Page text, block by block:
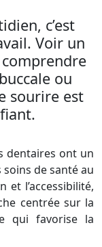
c’est
Voir un
ou
sourire est
dentaires ont un
soins de santé au
et l’accessibilité,
centrée sur la
qui favorise la